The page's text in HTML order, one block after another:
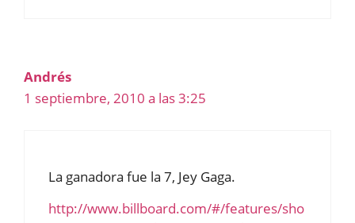
Andrés
1 septiembre, 2010 a las 3:25
La ganadora fue la 7, Jey Gaga.
http://www.billboard.com/#/features/sho